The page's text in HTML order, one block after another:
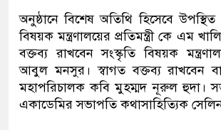
অনুষ্ঠানে বিশেষ অতিথি হিসেবে
বিষয়ক মন্ত্রণালয়ের প্রতিমন্ত্রী কে এম
বক্তব্য রাখবেন সংস্কৃতি বিষয়ক
আবুল মনসুর। স্বাগত বক্তব্য রাখবেন
মহাপরিচালক কবি মুহম্মদ নূরুল হুদা।
একাডেমির সভাপতি কথাসাহিত্যিক